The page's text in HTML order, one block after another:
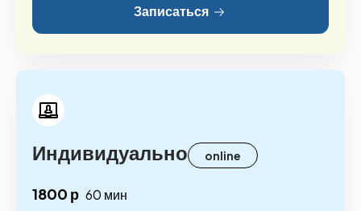
Записаться
Индивидуально online
1800 р 60 мин